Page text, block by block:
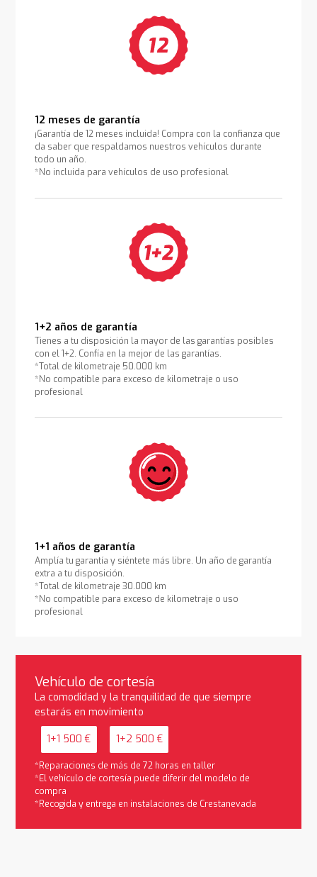
12 meses de garantía
¡Garantía de 12 meses incluida! Compra con la confianza que
da saber que respaldamos nuestros vehículos durante
todo un año.
*No incluida para vehículos de uso profesional
1+2 años de garantía
Tienes a tu disposición la mayor de las garantías posibles
con el 1+2. Confía en la mejor de las garantías.
*Total de kilometraje 50.000 km
*No compatible para exceso de kilometraje o uso
profesional
1+1 años de garantía
Amplía tu garantía y siéntete más libre. Un año de garantía
extra a tu disposición.
*Total de kilometraje 30.000 km
*No compatible para exceso de kilometraje o uso
profesional
Vehículo de cortesía
La comodidad y la tranquilidad de que siempre
estarás en movimiento
1+1 500 € 1+2 500 €
*Reparaciones de más de 72 horas en taller
*El vehículo de cortesía puede diferir del modelo de
compra
*Recogida y entrega en instalaciones de Crestanevada